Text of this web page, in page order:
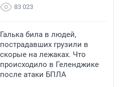
83 023
Галька била в людей,
пострадавших грузили в
скорые на лежаках. Что
происходило в Геленджике
после атаки БПЛА